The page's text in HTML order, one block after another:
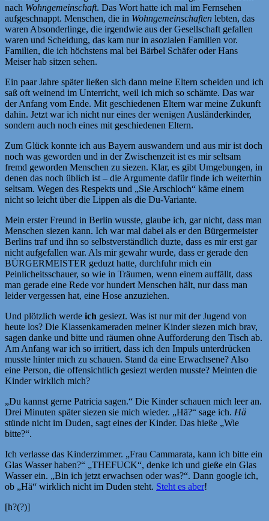
nach Wohngemeinschaft. Das Wort hatte ich mal im Fernsehen
aufgeschnappt. Menschen, die in Wohngemeinschaften lebten, das
waren Absonderlinge, die irgendwie aus der Gesellschaft gefallen
waren und Scheidung, das kam nur in asozialen Familien vor.
Familien, die ich höchstens mal bei Bärbel Schäfer oder Hans
Meiser hab sitzen sehen.
Ein paar Jahre später ließen sich dann meine Eltern scheiden und ich
saß oft weinend im Unterricht, weil ich mich so schämte. Das war
der Anfang vom Ende. Mit geschiedenen Eltern war meine Zukunft
dahin. Jetzt war ich nicht nur eines der wenigen Ausländerkinder,
sondern auch noch eines mit geschiedenen Eltern.
Zum Glück konnte ich aus Bayern auswandern und aus mir ist doch
noch was geworden und in der Zwischenzeit ist es mir seltsam
fremd geworden Menschen zu siezen. Klar, es gibt Umgebungen, in
denen das noch üblich ist – die Argumente dafür finde ich weiterhin
seltsam. Wegen des Respekts und „Sie Arschloch“ käme einem
nicht so leicht über die Lippen als die Du-Variante.
Mein erster Freund in Berlin wusste, glaube ich, gar nicht, dass man
Menschen siezen kann. Ich war mal dabei als er den Bürgermeister
Berlins traf und ihn so selbstverständlich duzte, dass es mir erst gar
nicht aufgefallen war. Als mir gewahr wurde, dass er gerade den
BÜRGERMEISTER geduzt hatte, durchfuhr mich ein
Peinlicheitsschauer, so wie in Träumen, wenn einem auffällt, dass
man gerade eine Rede vor hundert Menschen hält, nur dass man
leider vergessen hat, eine Hose anzuziehen.
Und plötzlich werde ich gesiezt. Was ist nur mit der Jugend von
heute los? Die Klassenkameraden meiner Kinder siezen mich brav,
sagen danke und bitte und räumen ohne Aufforderung den Tisch ab.
Am Anfang war ich so irritiert, dass ich den Impuls unterdrücken
musste hinter mich zu schauen. Stand da eine Erwachsene? Also
eine Person, die offensichtlich gesiezt werden musste? Meinten die
Kinder wirklich mich?
„Du kannst gerne Patricia sagen.“ Die Kinder schauen mich leer an.
Drei Minuten später siezen sie mich wieder. „Hä?“ sage ich. Hä
stünde nicht im Duden, sagt eines der Kinder. Das hieße „Wie
bitte?“.
Ich verlasse das Kinderzimmer. „Frau Cammarata, kann ich bitte ein
Glas Wasser haben?“ „THEFUCK“, denke ich und gieße ein Glas
Wasser ein. „Bin ich jetzt erwachsen oder was?“. Dann google ich,
ob „Hä“ wirklich nicht im Duden steht. Steht es aber!
[h?(?)]